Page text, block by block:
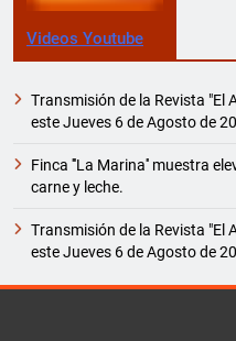
Videos Youtube
Transmisión de la Revista "El
este Jueves 6 de Agosto de
Finca '''La Marina'' muestra
carne y leche.
Transmisión de la Revista "El
este Jueves 6 de Agosto de